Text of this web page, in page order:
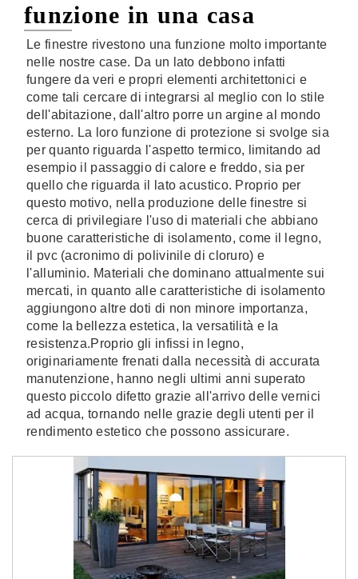
funzione in una casa
Le finestre rivestono una funzione molto importante
nelle nostre case. Da un lato debbono infatti
fungere da veri e propri elementi architettonici e
come tali cercare di integrarsi al meglio con lo stile
dell'abitazione, dall'altro porre un argine al mondo
esterno. La loro funzione di protezione si svolge sia
per quanto riguarda l'aspetto termico, limitando ad
esempio il passaggio di calore e freddo, sia per
quello che riguarda il lato acustico. Proprio per
questo motivo, nella produzione delle finestre si
cerca di privilegiare l'uso di materiali che abbiano
buone caratteristiche di isolamento, come il legno,
il pvc (acronimo di polivinile di cloruro) e
l'alluminio. Materiali che dominano attualmente sui
mercati, in quanto alle caratteristiche di isolamento
aggiungono altre doti di non minore importanza,
come la bellezza estetica, la versatilità e la
resistenza.Proprio gli infissi in legno,
originariamente frenati dalla necessità di accurata
manutenzione, hanno negli ultimi anni superato
questo piccolo difetto grazie all'arrivo delle vernici
ad acqua, tornando nelle grazie degli utenti per il
rendimento estetico che possono assicurare.